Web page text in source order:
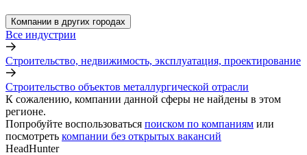
Компании в других городах
Все индустрии
Строительство, недвижимость, эксплуатация, проектирование
Строительство объектов металлургической отрасли
К сожалению, компании данной сферы не найдены в этом
регионе.
Попробуйте воспользоваться поиском по компаниям или
посмотреть компании без открытых вакансий
HeadHunter